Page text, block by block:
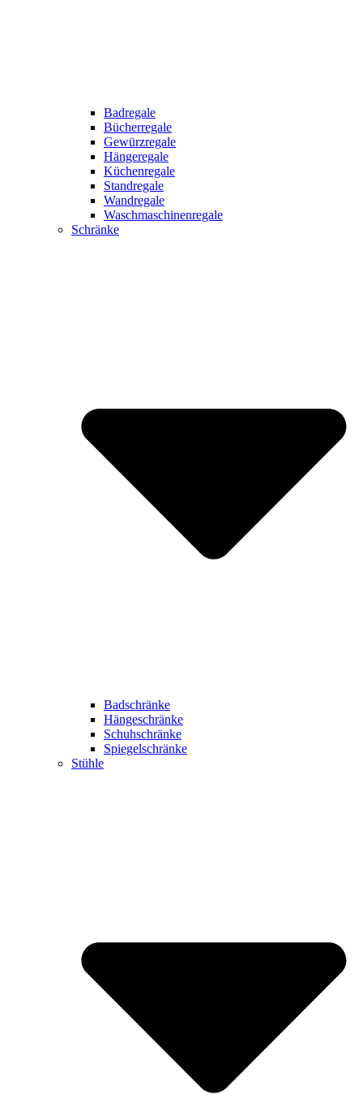
Badregale
Bücherregale
Gewürzregale
Hängeregale
Küchenregale
Standregale
Wandregale
Waschmaschinenregale
Schränke
Badschränke
Hängeschränke
Schuhschränke
Spiegelschränke
Stühle